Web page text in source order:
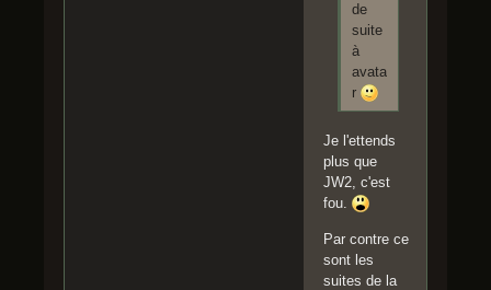
de
suite
à
avata
r
Je l'ettends
plus que
JW2, c'est
fou.
Par contre ce
sont les
suites de la